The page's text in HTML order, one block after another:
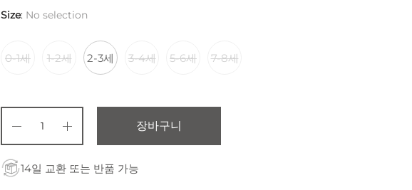
Size: No selection
0-1세 1-2세 2-3세 3-4세 5-6세 7-8세
장바구니
14일 교환 또는 반품 가능